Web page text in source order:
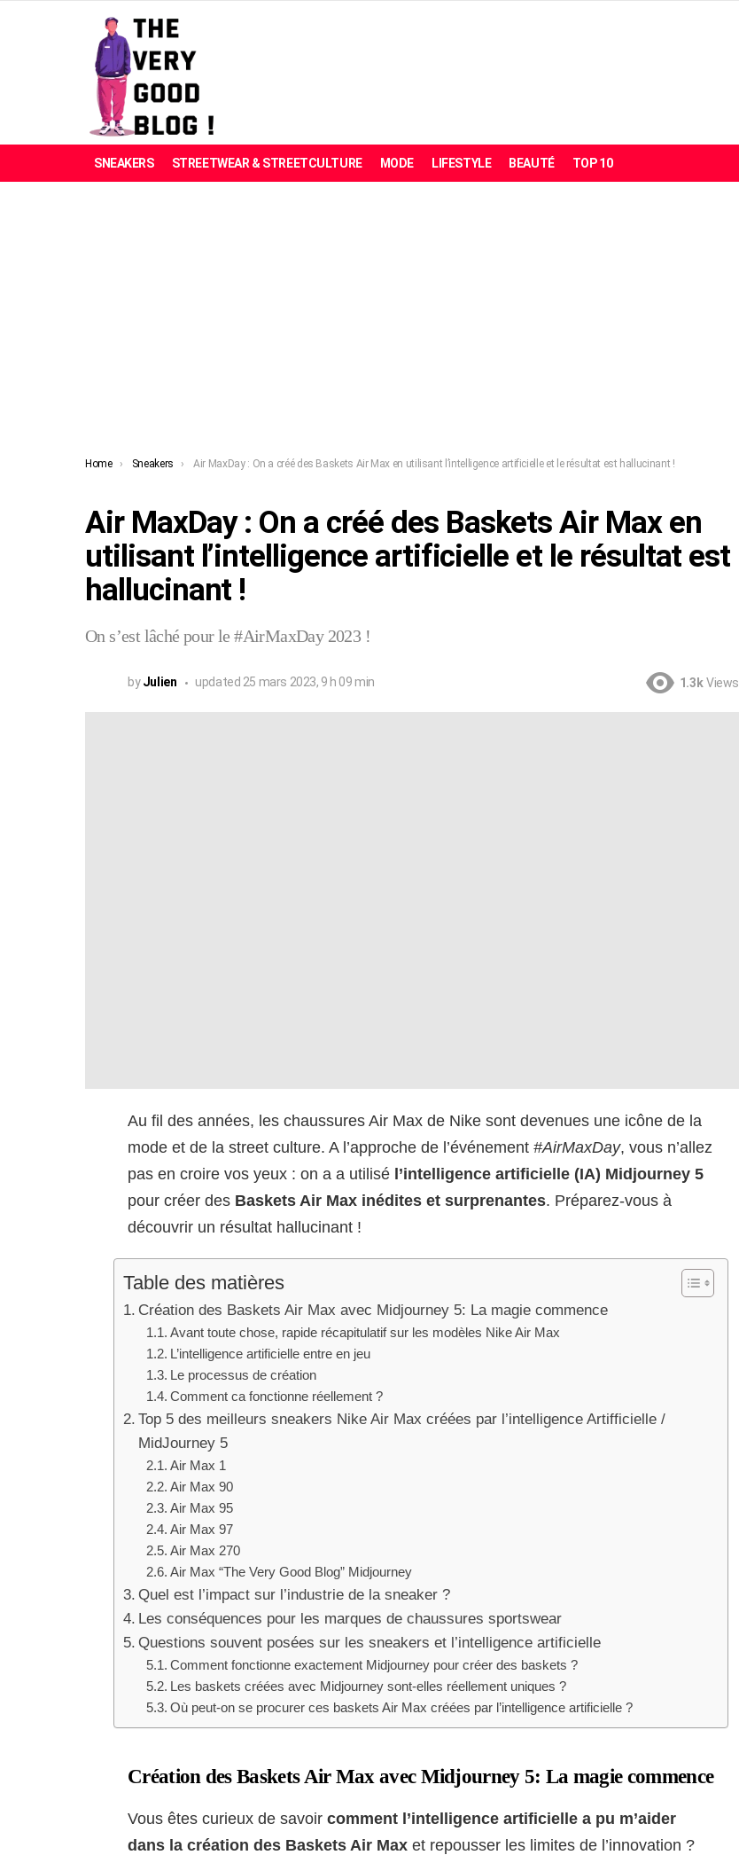
SNEAKERS STREETWEAR & STREETCULTURE MODE LIFESTYLE BEAUTÉ TOP 10
You are here:
Home Sneakers Air MaxDay : On a créé des Baskets Air Max en utilisant l’intelligence artificielle et le résultat est hallucinant !
Air MaxDay : On a créé des Baskets Air Max en
utilisant l’intelligence artificielle et le résultat est
hallucinant !
On s’est lâché pour le #AirMaxDay 2023 !
by Julien updated 25 mars 2023, 9 h 09 min 1.3k Views
Au fil des années, les chaussures Air Max de Nike sont devenues une icône de la
mode et de la street culture. A l’approche de l’événement #AirMaxDay, vous n’allez
pas en croire vos yeux : on a a utilisé l’intelligence artificielle (IA) Midjourney 5
pour créer des Baskets Air Max inédites et surprenantes. Préparez-vous à
découvrir un résultat hallucinant !
Table des matières
Création des Baskets Air Max avec Midjourney 5: La magie commence
Avant toute chose, rapide récapitulatif sur les modèles Nike Air Max
L’intelligence artificielle entre en jeu
Le processus de création
Comment ca fonctionne réellement ?
Top 5 des meilleurs sneakers Nike Air Max créées par l’intelligence Artifficielle /
MidJourney 5
Air Max 1
Air Max 90
Air Max 95
Air Max 97
Air Max 270
Air Max “The Very Good Blog” Midjourney
Quel est l’impact sur l’industrie de la sneaker ?
Les conséquences pour les marques de chaussures sportswear
Questions souvent posées sur les sneakers et l’intelligence artificielle
Comment fonctionne exactement Midjourney pour créer des baskets ?
Les baskets créées avec Midjourney sont-elles réellement uniques ?
Où peut-on se procurer ces baskets Air Max créées par l’intelligence artificielle ?
Création des Baskets Air Max avec Midjourney 5: La magie commence
Vous êtes curieux de savoir comment l’intelligence artificielle a pu m’aider
dans la création des Baskets Air Max et repousser les limites de l’innovation ?